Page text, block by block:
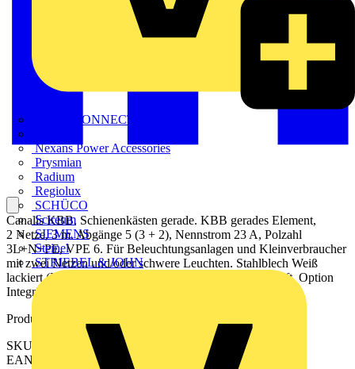
METZ CONNECT
Nexans Power Accessories
Prysmian
Radium
Regiolux
SCHÜCO
Scireum
SIEMENS
Steinel
STRIEBEL & JOHN
Canalis KBB. Schienenkästen gerade. KBB gerades Element,
2 Netze, 3 m. Abgänge 5 (3 + 2), Nennstrom 23 A, Polzahl
3L+N+PE, VPE 6. Für Beleuchtungsanlagen und Kleinverbraucher
mit zwei Netzen und/oder schwere Leuchten. Stahlblech Weiß
lackiert (RAL9003). Schutzart IP 55 und sprinklergeprüft. Option
Integrierte Steuerleitung - DALI-fähig.
Produktkennzeichen
SKU: KBB25ED44305W
EAN: 3606480000928